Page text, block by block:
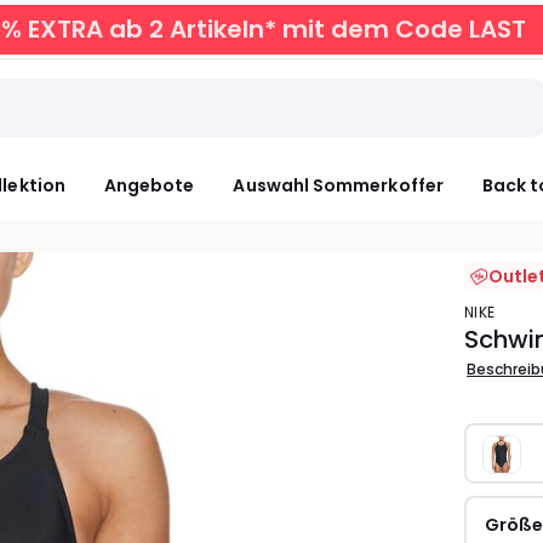
EXTRA ab 2 Artikeln* mit dem Code LAST
Angebote Auswahl Sommerkoffer Back
NIKE
Größe